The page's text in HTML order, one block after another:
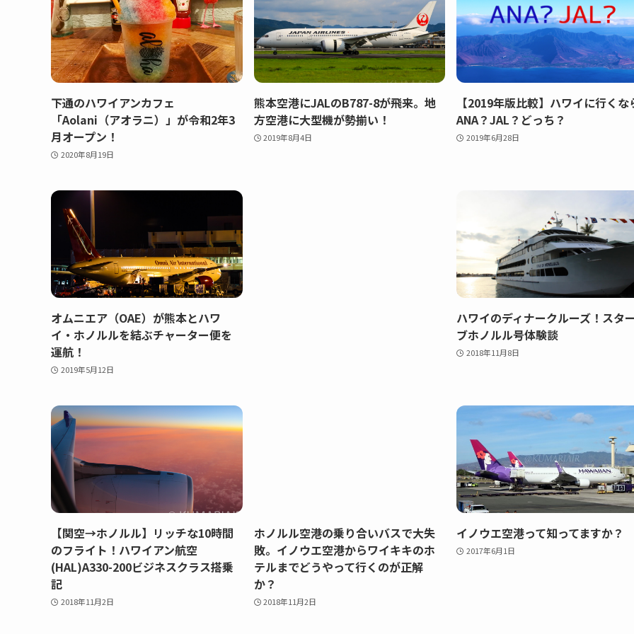
下通のハワイアンカフェ
「Aolani（アオラニ）」が令和2年3
月オープン！
2020年8月19日
熊本空港にJALのB787-8が飛来。地
方空港に大型機が勢揃い！
2019年8月4日
【2019年版比較】ハワイに行くな
ANA？JAL？どっち？
2019年6月28日
オムニエア（OAE）が熊本とハワ
イ・ホノルルを結ぶチャーター便を
運航！
2019年5月12日
ハワイのディナークルーズ！スタ
ブホノルル号体験談
2018年11月8日
【関空→ホノルル】リッチな10時間
のフライト！ハワイアン航空
(HAL)A330-200ビジネスクラス搭乗
記
2018年11月2日
ホノルル空港の乗り合いバスで大失
敗。イノウエ空港からワイキキのホ
テルまでどうやって行くのが正解
か？
2018年11月2日
イノウエ空港って知ってますか？
2017年6月1日